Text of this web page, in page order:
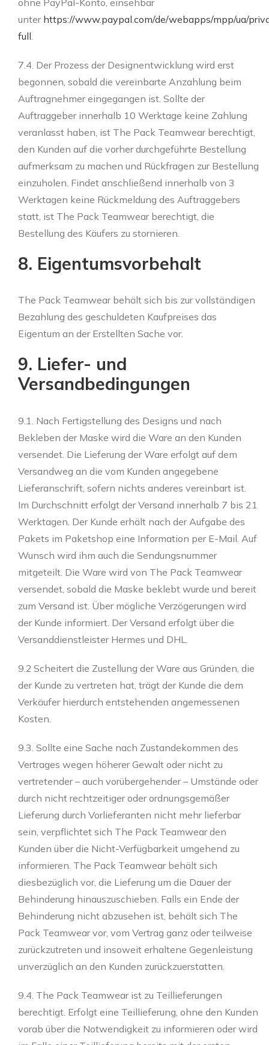
unter https://www.paypal.com/de/webapps/mpp/ua/
full
7.4. Der Prozess der Designentwicklung wird erst
begonnen, sobald die vereinbarte Anzahlung beim
Auftragnehmer eingegangen ist. Sollte der
Auftraggeber innerhalb 10 Werktage keine Zahlung
veranlasst haben, ist The Pack Teamwear berechtigt,
den Kunden auf die vorher durchgeführte Bestellung
aufmerksam zu machen und Rückfragen zur Bestellung
einzuholen. Findet anschließend innerhalb von 3
Werktagen keine Rückmeldung des Auftraggebers
statt, ist The Pack Teamwear berechtigt, die
Bestellung des Käufers zu stornieren.
8. Eigentumsvorbehalt
The Pack Teamwear behält sich bis zur vollständigen
Bezahlung des geschuldeten Kaufpreises das
Eigentum an der Erstellten Sache vor.
9. Liefer- und
Versandbedingungen
9.1. Nach Fertigstellung des Designs und nach
Bekleben der Maske wird die Ware an den Kunden
versendet. Die Lieferung der Ware erfolgt auf dem
Versandweg an die vom Kunden angegebene
Lieferanschrift, sofern nichts anderes vereinbart ist.
Im Durchschnitt erfolgt der Versand innerhalb 7 bis 21
Werktagen. Der Kunde erhält nach der Aufgabe des
Pakets im Paketshop eine Information per E-Mail. Auf
Wunsch wird ihm auch die Sendungsnummer
mitgeteilt. Die Ware wird von The Pack Teamwear
versendet, sobald die Maske beklebt wurde und bereit
zum Versand ist. Über mögliche Verzögerungen wird
der Kunde informiert. Der Versand erfolgt über die
Versanddienstleister Hermes und DHL.
9.2 Scheitert die Zustellung der Ware aus Gründen, die
der Kunde zu vertreten hat, trägt der Kunde die dem
Verkäufer hierdurch entstehenden angemessenen
Kosten.
9.3. Sollte eine Sache nach Zustandekommen des
Vertrages wegen höherer Gewalt oder nicht zu
vertretender – auch vorübergehender – Umstände oder
durch nicht rechtzeitiger oder ordnungsgemäßer
Lieferung durch Vorlieferanten nicht mehr lieferbar
sein, verpflichtet sich The Pack Teamwear den
Kunden über die Nicht-Verfügbarkeit umgehend zu
informieren. The Pack Teamwear behält sich
diesbezüglich vor, die Lieferung um die Dauer der
Behinderung hinauszuschieben. Falls ein Ende der
Behinderung nicht abzusehen ist, behält sich The
Pack Teamwear vor, vom Vertrag ganz oder teilweise
zurückzutreten und insoweit erhaltene Gegenleistung
unverzüglich an den Kunden zurückzuerstatten.
9.4. The Pack Teamwear ist zu Teillieferungen
berechtigt. Erfolgt eine Teillieferung, ohne den Kunden
vorab über die Notwendigkeit zu informieren oder wird